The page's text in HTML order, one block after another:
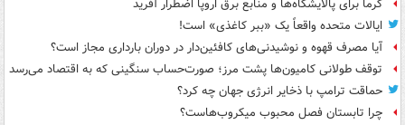
گرما برای پالایشگاه‌ها و منابع برق اروپا اضطرار آفرید
ایالات متحده واقعاً یک «ببر کاغذی» است!
آیا مصرف قهوه و نوشیدنی‌های کافئین‌دار در دوران بارداری مجاز است؟
توقف طولانی کامیون‌ها پشت مرز؛ صورت‌حساب سنگینی که به اقتصاد می‌رسد
حماقت ترامپ با ذخایر انرژی جهان چه کرد؟
چرا تابستان فصل محبوب میکروب‌هاست؟